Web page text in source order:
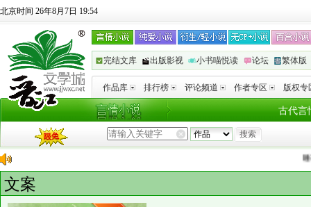
北京时间 26年8月7日 19:54
完结文库 出版影视 小书喵悦读 论坛 繁体版
作品库 排行榜 评论频道 作者专区 版权专
古代言
向
文案